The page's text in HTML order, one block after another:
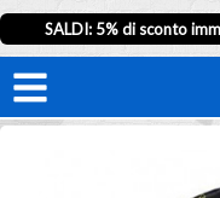
SALDI: 5% di sconto